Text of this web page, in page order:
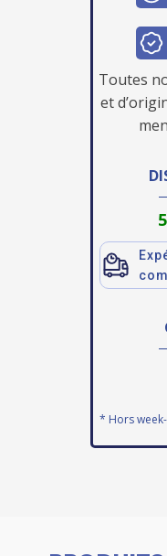
Toutes
et
* Hors